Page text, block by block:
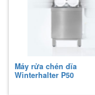
Máy rửa chén dĩa
Winterhalter P50